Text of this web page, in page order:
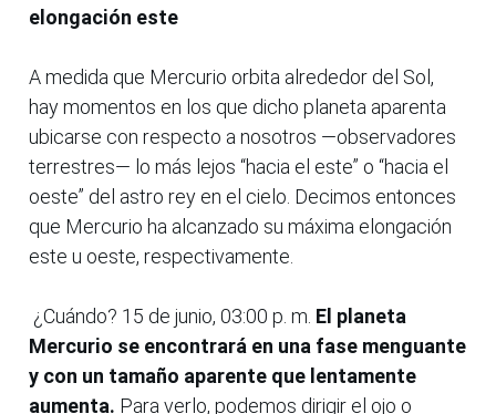
elongación este
A medida que Mercurio orbita alrededor del Sol,
hay momentos en los que dicho planeta aparenta
ubicarse con respecto a nosotros —observadores
terrestres— lo más lejos “hacia el este” o “hacia el
oeste” del astro rey en el cielo. Decimos entonces
que Mercurio ha alcanzado su máxima elongación
este u oeste, respectivamente.
¿Cuándo? 15 de junio, 03:00 p. m. El planeta
Mercurio se encontrará en una fase menguante
y con un tamaño aparente que lentamente
aumenta. Para verlo, podemos dirigir el ojo o